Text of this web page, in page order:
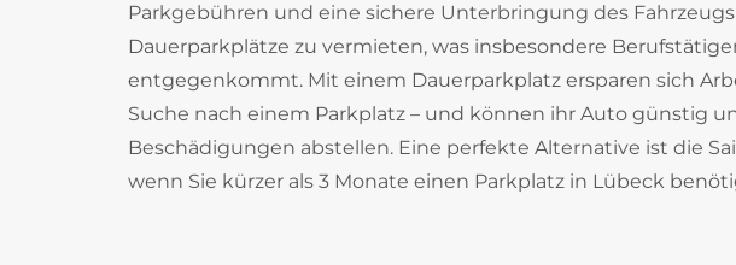
Parkgebühren und eine sichere Unterbringung des
Dauerparkplätze zu vermieten, was insbesondere
entgegenkommt. Mit einem Dauerparkplatz ersparen sich
Suche nach einem Parkplatz – und können ihr Auto günstig
Beschädigungen abstellen. Eine perfekte Alternative ist die
wenn Sie kürzer als 3 Monate einen Parkplatz in Lübeck